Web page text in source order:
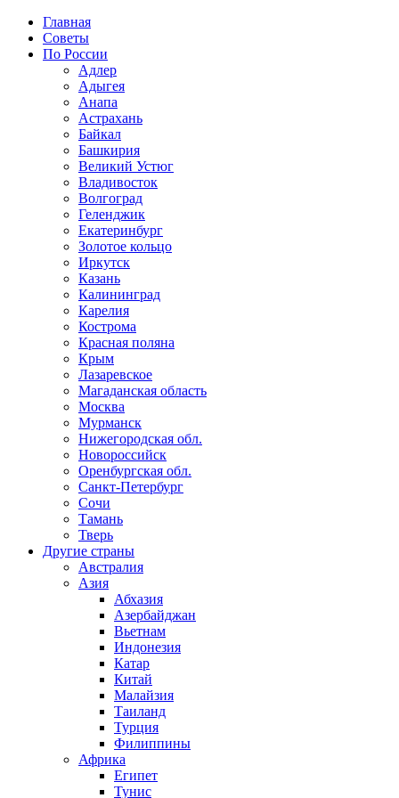
Главная
Советы
По России
Адлер
Адыгея
Анапа
Астрахань
Байкал
Башкирия
Великий Устюг
Владивосток
Волгоград
Геленджик
Екатеринбург
Золотое кольцо
Иркутск
Казань
Калининград
Карелия
Кострома
Красная поляна
Крым
Лазаревское
Магаданская область
Москва
Мурманск
Нижегородская обл.
Новороссийск
Оренбургская обл.
Санкт-Петербург
Сочи
Тамань
Тверь
Другие страны
Австралия
Азия
Абхазия
Азербайджан
Вьетнам
Индонезия
Катар
Китай
Малайзия
Таиланд
Турция
Филиппины
Африка
Египет
Тунис